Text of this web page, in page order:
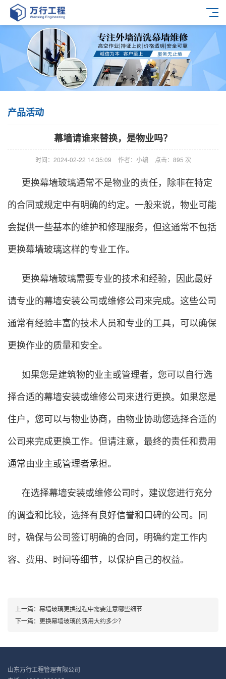
产品活动
幕墙请谁来替换，是物业吗？
时间：2024-02-22 14:35:09 作者：小编 点击： 895 次
更换幕墙玻璃通常不是物业的责任，除非在特定
的合同或规定中有明确的约定。一般来说，物业可能
会提供一些基本的维护和修理服务，但这通常不包括
更换幕墙玻璃这样的专业工作。
更换幕墙玻璃需要专业的技术和经验，因此最好
请专业的幕墙安装公司或维修公司来完成。这些公司
通常有经验丰富的技术人员和专业的工具，可以确保
更换作业的质量和安全。
如果您是建筑物的业主或管理者，您可以自行选
择合适的幕墙安装或维修公司来进行更换。如果您是
住户，您可以与物业协商，由物业协助您选择合适的
公司来完成更换工作。但请注意，最终的责任和费用
通常由业主或管理者承担。
在选择幕墙安装或维修公司时，建议您进行充分
的调查和比较，选择有良好信誉和口碑的公司。同
时，确保与公司签订明确的合同，明确约定工作内
容、费用、时间等细节，以保护自己的权益。
上一篇：幕墙玻璃更换过程中需要注意哪些细节
下一篇：更换幕墙玻璃的费用大约多少？
山东万行工程管理有限公司